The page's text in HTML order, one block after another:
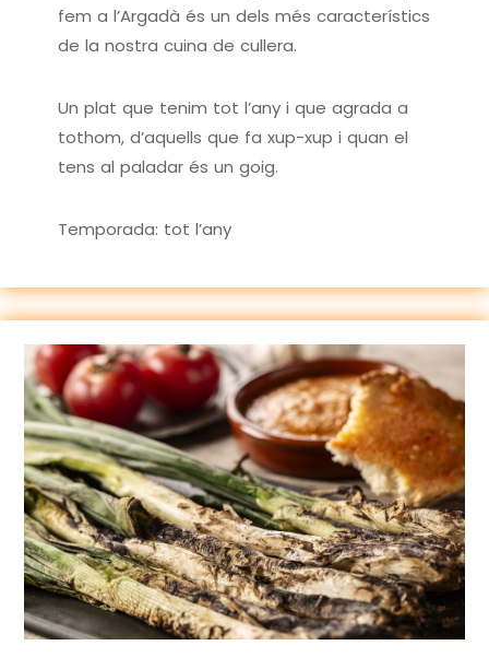
fem a l’Argadà és un dels més característics
de la nostra cuina de cullera.
Un plat que tenim tot l’any i que agrada a
tothom, d’aquells que fa xup-xup i quan el
tens al paladar és un goig.
Temporada: tot l’any